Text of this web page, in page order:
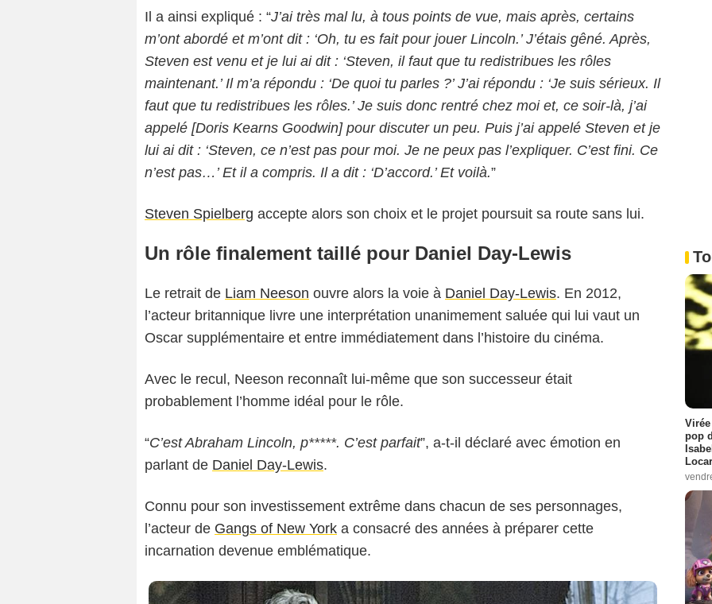
Il a ainsi expliqué : “J’ai très mal lu, à tous points de vue, mais après, certains
m’ont abordé et m’ont dit : ‘Oh, tu es fait pour jouer Lincoln.’ J’étais gêné. Après,
Steven est venu et je lui ai dit : ‘Steven, il faut que tu redistribues les rôles
maintenant.’ Il m’a répondu : ‘De quoi tu parles ?’ J’ai répondu : ‘Je suis sérieux. Il
faut que tu redistribues les rôles.’ Je suis donc rentré chez moi et, ce soir-là, j’ai
appelé [Doris Kearns Goodwin] pour discuter un peu. Puis j’ai appelé Steven et je
lui ai dit : ‘Steven, ce n’est pas pour moi. Je ne peux pas l’expliquer. C’est fini. Ce
n’est pas…’ Et il a compris. Il a dit : ‘D’accord.’ Et voilà.”
Steven Spielberg accepte alors son choix et le projet poursuit sa route sans lui.
Un rôle finalement taillé pour Daniel Day-Lewis
Le retrait de Liam Neeson ouvre alors la voie à Daniel Day-Lewis. En 2012,
l’acteur britannique livre une interprétation unanimement saluée qui lui vaut un
Oscar supplémentaire et entre immédiatement dans l’histoire du cinéma.
Avec le recul, Neeson reconnaît lui-même que son successeur était
probablement l’homme idéal pour le rôle.
“C’est Abraham Lincoln, p*****. C’est parfait”, a-t-il déclaré avec émotion en
parlant de Daniel Day-Lewis.
Connu pour son investissement extrême dans chacun de ses personnages,
l’acteur de Gangs of New York a consacré des années à préparer cette
incarnation devenue emblématique.
20th Century Fox
pop